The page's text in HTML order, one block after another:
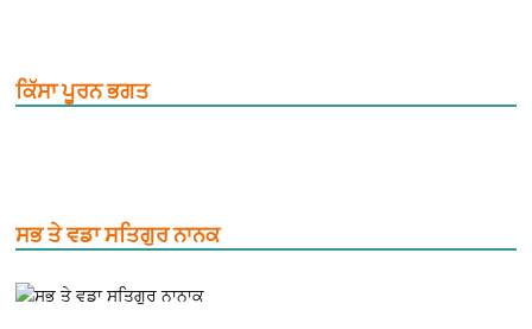
ਕਿੱਸਾ ਪੂਰਨ ਭਗਤ
ਸਭ ਤੇ ਵਡਾ ਸਤਿਗੁਰ ਨਾਨਕ